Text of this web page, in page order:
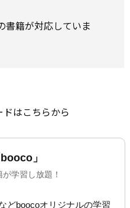
籍が対応していま
はこちらから